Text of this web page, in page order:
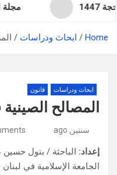
Home ابحاث ودراسات
ابحاث ودراسات قانون
المصالح
سنتين ago
إعداد: الباحثة / بتول
الجامعة الإسلامية في